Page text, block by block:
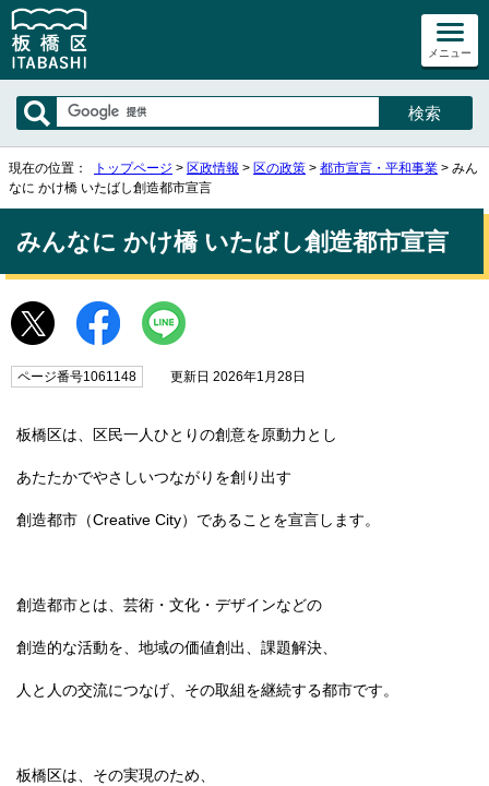
メニュー
現在の位置： トップページ > 区政情報 > 区の政策 > 都市宣言・平和事業 > みん
なに かけ橋 いたばし創造都市宣言
みんなに かけ橋 いたばし創造都市宣言
ページ番号1061148 更新日 2026年1月28日
板橋区は、区民一人ひとりの創意を原動力とし
あたたかでやさしいつながりを創り出す
創造都市（Creative City）であることを宣言します。
創造都市とは、芸術・文化・デザインなどの
創造的な活動を、地域の価値創出、課題解決、
人と人の交流につなげ、その取組を継続する都市です。
板橋区は、その実現のため、